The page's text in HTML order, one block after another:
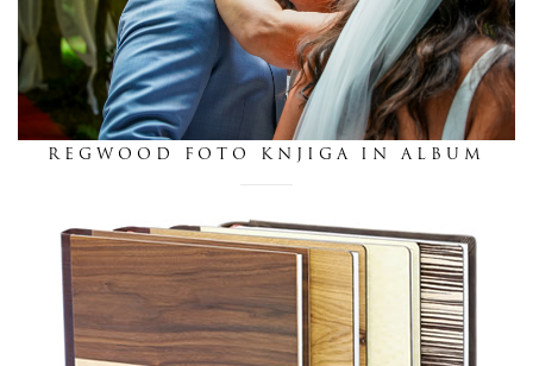
mi
dnevnik
REGWOOD FOTO KNJIGA IN ALBUM